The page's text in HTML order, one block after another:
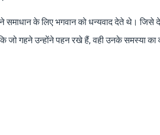
के लिए भगवान को धन्यवाद देते थे। जिसे
जो गहने उन्होंने पहन रखे हैं, वही उनके समस्या